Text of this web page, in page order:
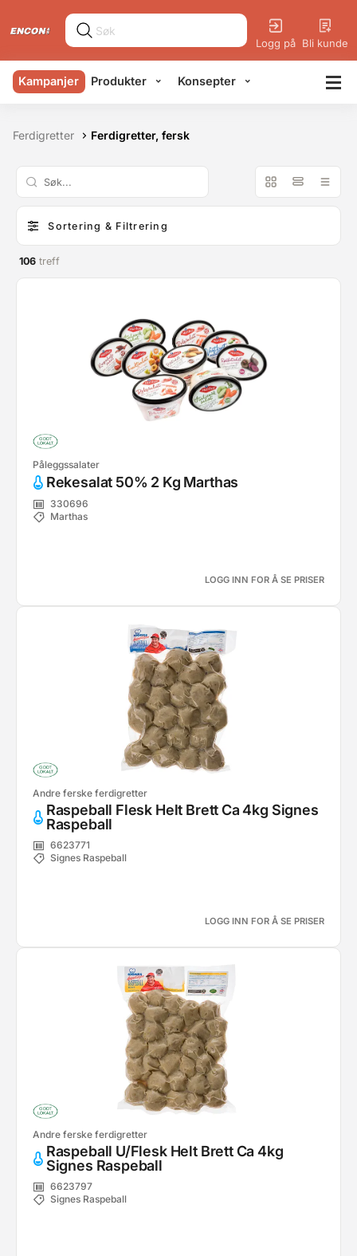
Logg på Bli kunde
Kampanjer Produkter Konsepter
Ferdigretter Ferdigretter, fersk
Sortering & Filtrering
106 treff
Påleggssalater
Rekesalat 50% 2 Kg Marthas
330696
Marthas
LOGG INN FOR Å SE PRISER
Andre ferske ferdigretter
Raspeball Flesk Helt Brett Ca 4kg Signes
Raspeball
6623771
Signes Raspeball
LOGG INN FOR Å SE PRISER
Andre ferske ferdigretter
Raspeball U/Flesk Helt Brett Ca 4kg
Signes Raspeball
6623797
Signes Raspeball